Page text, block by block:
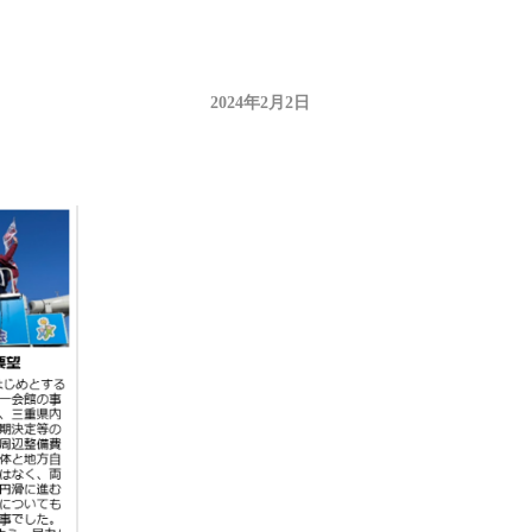
2024年2月2日